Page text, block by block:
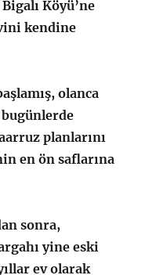
Köyü’ne
kendine
olanca
planlarını
en ön saflarına
sonra,
yine eski
ev olarak